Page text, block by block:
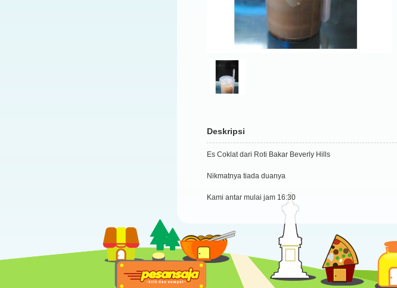
Deskripsi
Es Coklat dari Roti Bakar Beverly Hills
Nikmatnya tiada duanya
Kami antar mulai jam 16:30